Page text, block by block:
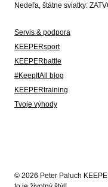
Nedeľa, štátne sviatky:
Servis & podpora
KEEPERsport
KEEPERbattle
#KeepItAll blog
KEEPERtraining
Tvoje výhody
© 2026 Peter Paluch